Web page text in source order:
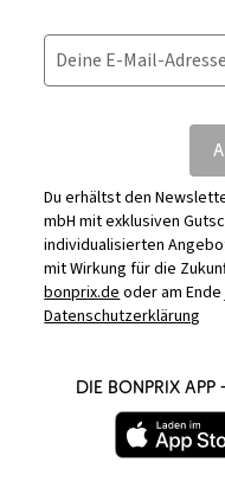
Deine E-Mail-Adresse
Du erhältst den
mbH mit exklusiven
individualisierten
mit Wirkung für die
bonprix.deoder am
Datenschutzerklärung
DIE BONPRIX APP